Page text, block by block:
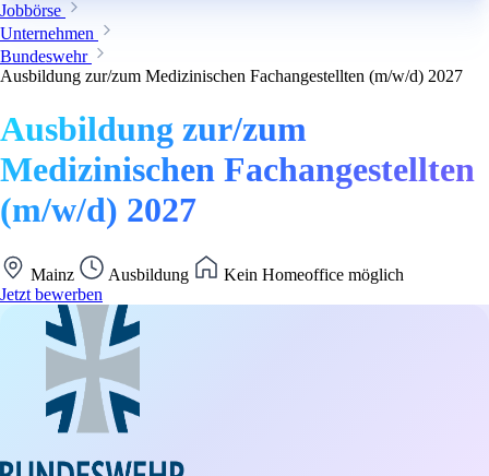
Jobbörse
Unternehmen
Bundeswehr
Ausbildung zur/zum Medizinischen Fachangestellten (m/w/d) 2027
Ausbildung zur/zum
Medizinischen Fachangestellten
(m/w/d) 2027
Mainz Ausbildung
Kein Homeoffice möglich
Jetzt bewerben